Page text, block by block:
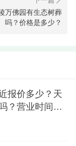
谧优美，壁葬
户好评。
，实现人与
，精巧布
者的尊重，也
万佛园有生态树葬
吗？价格是多少？
报价多少？天
？营业时间多